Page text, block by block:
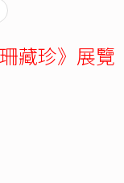
藏珍》展覽